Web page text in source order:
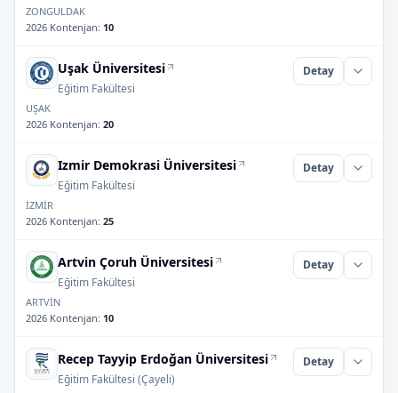
ZONGULDAK
2026 Kontenjan: 10
Uşak Üniversitesi
Eğitim Fakültesi
Detay
UŞAK
2026 Kontenjan: 20
Izmir Demokrasi Üniversitesi
Eğitim Fakültesi
Detay
İZMİR
2026 Kontenjan: 25
Artvin Çoruh Üniversitesi
Eğitim Fakültesi
Detay
ARTVİN
2026 Kontenjan: 10
Recep Tayyip Erdoğan Üniversitesi
Eğitim Fakültesi (Çayeli)
Detay